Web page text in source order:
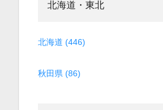
北海道・東北
北海道 (446)
秋田県 (86)